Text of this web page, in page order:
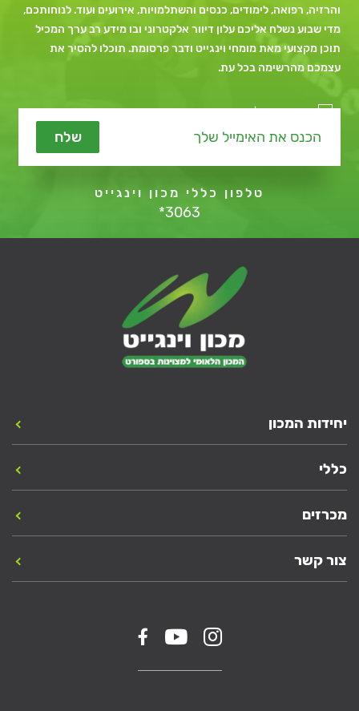
והרזיה, רפואה, לימודים, כנסים והשתלמויות, אירועים ועוד. לנוחותכם,
מדי שבוע נשלח אליכם עלון דיוור אלקטרוני ובו מידע רב ערך המכיל
תוכן מקצועי מאת מומחי וינגייט ודבר פרסומת. תוכלו להסיר את
עצמכם מהרשימה בכל עת.
שלח
מאשר קבלת תכנים שיווקיים
טלפון כללי מכון וינגייט
*3063
יחידות המכון
כללי
מכרזים
צור קשר